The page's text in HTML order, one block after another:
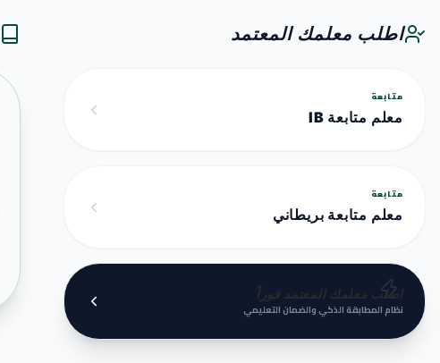
اطلب معلمك المعتمد
متابعة
معلم متابعة IB
متابعة
معلم متابعة بريطاني
اطلب معلمك المعتمد فوراً
نظام المطابقة الذكي والضمان التعليمي